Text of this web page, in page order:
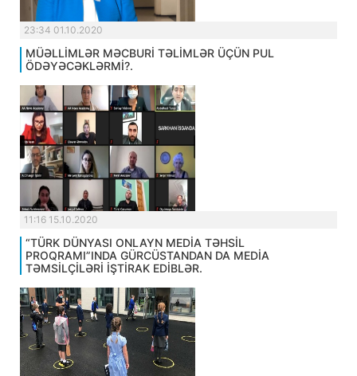
23:34 01.10.2020
MÜƏLLİMLƏR MƏCBURİ TƏLİMLƏR ÜÇÜN PUL
ÖDƏYƏCƏKLƏRMİ?.
11:16 15.10.2020
“TÜRK DÜNYASI ONLAYN MEDİA TƏHSİL
PROQRAMI”INDA GÜRCÜSTANDAN DA MEDİA
TƏMSİLÇİLƏRİ İŞTİRAK EDİBLƏR.